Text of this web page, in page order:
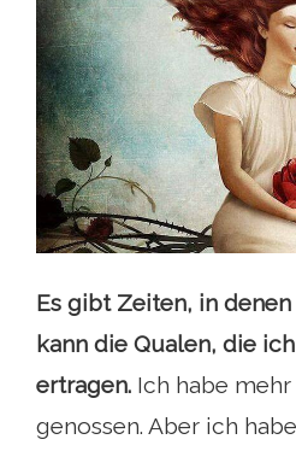
Es gibt Zeiten, in
kann die Qualen, die
ertragen. Ich habe
genossen. Aber ich